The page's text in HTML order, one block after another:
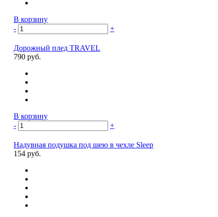
В корзину
-
+
Дорожный плед TRAVEL
790 руб.
В корзину
-
+
Надувная подушка под шею в чехле Sleep
154 руб.